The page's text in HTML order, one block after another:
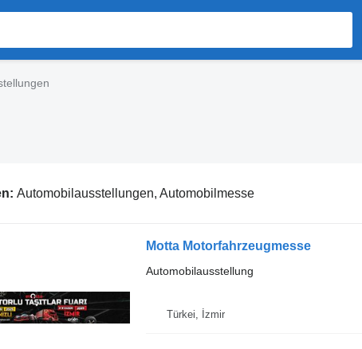
Automobilausstellungen, Automobilmesse
Motta Motorfahrzeugmesse
Automobilausstellung
Türkei, İzmir